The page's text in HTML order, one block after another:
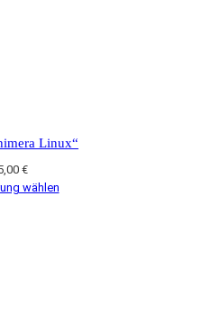
Linux“
€
wählen